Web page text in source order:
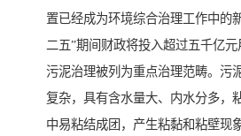
置已经成为环境综合治理工作中的
二五”期间财政将投入超过五千亿
污泥治理被列为重点治理范畴。污
复杂，具有含水量大、内水分多，
中易粘结成团，产生粘黏和粘壁现